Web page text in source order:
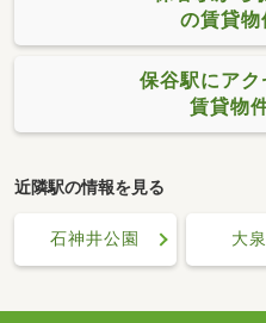
の賃貸物
保谷駅にア
賃貸物
近隣駅の情報を見る
石神井公園 大